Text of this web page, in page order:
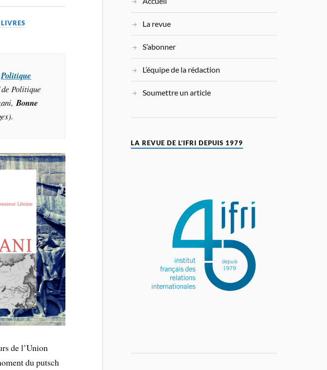
Politique
Politique
Bonne
de l’Union
du putsch
La revue
S’abonner
L’équipe de la rédaction
Soumettre un article
LA REVUE DE L’IFRI DEPUIS 1979